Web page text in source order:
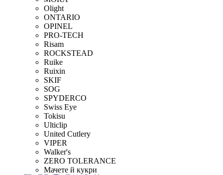
Olight
ONTARIO
OPINEL
PRO-TECH
Risam
ROCKSTEAD
Ruike
Ruixin
SKIF
SOG
SPYDERCO
Swiss Eye
Tokisu
Ulticlip
United Cutlery
VIPER
Walker's
ZERO TOLERANCE
Мачете й кукри